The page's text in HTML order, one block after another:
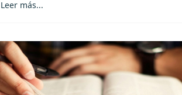
Leer más...